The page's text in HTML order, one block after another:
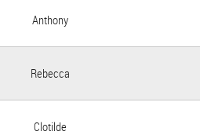
Anthony
Rebecca
Clotilde